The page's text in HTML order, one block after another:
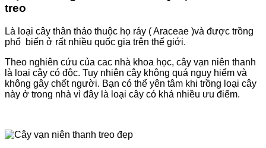
treo
Là loại cây thân thảo thuộc họ ráy ( Araceae )và được trồng
phổ biến ở rất nhiều quốc gia trên thế giới.
Theo nghiên cứu của cac nhà khoa học, cây vạn niên thanh
là loại cây có độc. Tuy nhiên cây không quá nguy hiểm và
không gây chết người. Bạn có thể yên tâm khi trồng loại cây
này ở trong nhà vì đây là loại cây có khá nhiều ưu điểm.